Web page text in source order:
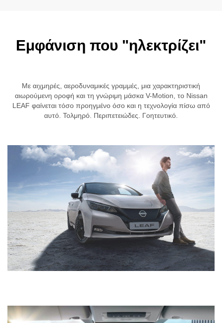
Εμφάνιση που "ηλεκτρίζει"
Με αιχμηρές, αεροδυναμικές γραμμές, μια χαρακτηριστική
αιωρούμενη οροφή και τη γνώριμη μάσκα V-Motion, το Nissan
LEAF φαίνεται τόσο προηγμένο όσο και η τεχνολογία πίσω από
αυτό. Τολμηρό. Περιπετειώδες. Γοητευτικό.